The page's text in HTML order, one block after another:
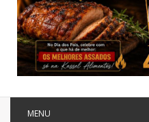
MENU